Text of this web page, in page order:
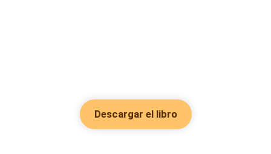
Descargar el libro